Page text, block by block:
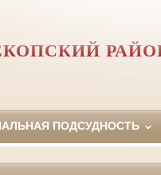
ПОДСУДНОСТЬ